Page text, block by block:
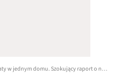
Dwa światy w jednym domu. Szokujący raport o nastolatkach w sieci